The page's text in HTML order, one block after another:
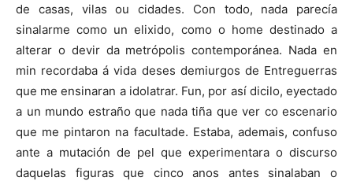
de casas, vilas ou cidades. Con todo, nada parecía
sinalarme como un elixido, como o home destinado a
alterar o devir da metrópolis contemporánea. Nada en
min recordaba á vida deses demiurgos de Entreguerras
que me ensinaran a idolatrar. Fun, por así dicilo, eyectado
a un mundo estraño que nada tiña que ver co escenario
que me pintaron na facultade. Estaba, ademais, confuso
ante a mutación de pel que experimentara o discurso
daquelas figuras que cinco anos antes sinalaban o